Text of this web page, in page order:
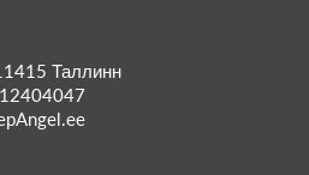
Таллинн